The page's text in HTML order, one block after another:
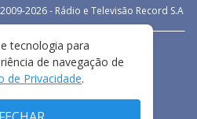
2026- Rádio e Televisão Record S.A
PRIVACIDADE
DE USO
tecnologia para
de navegação de
de Privacidade.